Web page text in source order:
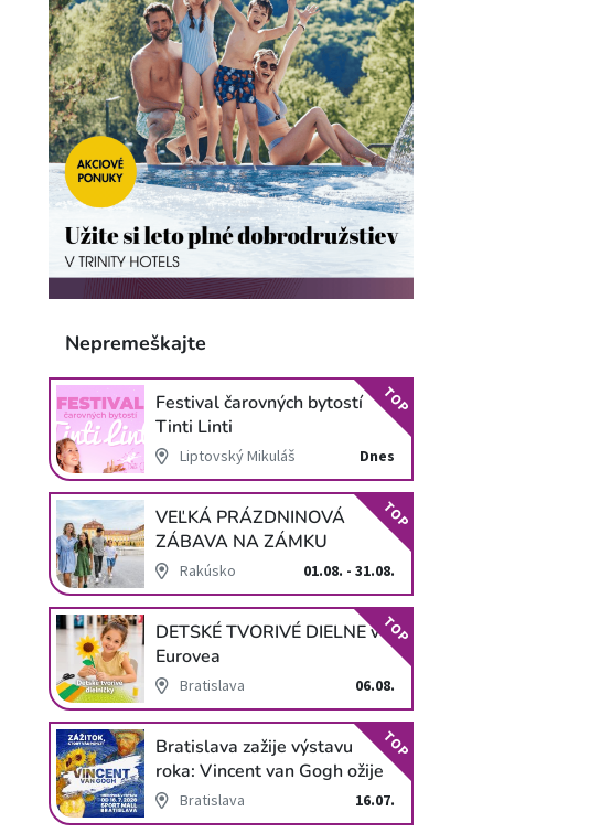
Nepremeškajte
Festival čarovných bytostí
Tinti Linti
Liptovský Mikuláš Dnes
TOP
VEĽKÁ PRÁZDNINOVÁ
ZÁBAVA NA ZÁMKU
SCHLOSS HOF
Rakúsko 01.08. - 31.08.
TOP
DETSKÉ TVORIVÉ DIELNE v
Eurovea
Bratislava 06.08.
TOP
Bratislava zažije výstavu
roka: Vincent van Gogh ožije
v unikátnej imerzívnej šou!
Bratislava 16.07.
TOP